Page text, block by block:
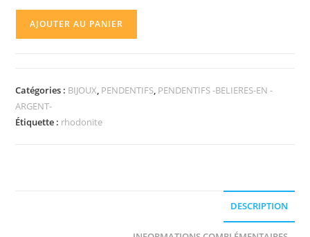
AJOUTER AU PANIER
Catégories : BIJOUX, PENDENTIFS, PENDENTIFS -BELIERES-EN -
ARGENT-
Étiquette : rhodonite
DESCRIPTION